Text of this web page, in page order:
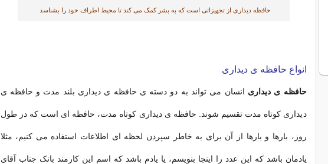
حافظه دیداری از تجهیزاتی است که به بشر کمک می کند تا محیط اطراف خود را بشناسد
انواع حافظه ی دیداری
حافظه ی دیداری انسان می تواند به دو دسته ی حافظه ی دیداری بلند مدت و حافظه ی
دیداری کوتاه مدت تقسیم شوند. حافظه ی دیداری کوتاه مدت، حافظه ای است که در طول
روز، بارها و بارها از آن برای به خاطر سپردن لحظه ای اطلاعات استفاده می کنیم، مثلا
یادمان باشد که این عدد را اینجا بنویسم، یا یادم باشد که اسم این کارمند بانک جناب آقای